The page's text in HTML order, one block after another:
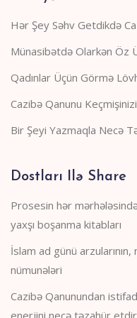
Hər Şey Səhv Getdikdə
Münasibətdə Olarkən Öz
Qadınlar Üçün Görmə
Cazibə Qanunu
Bir Şeyi Yazmaqla Necə
Dostları Ilə Share
Prosesin hər
yaxşı boşanma kitabları
İslam ad günü
nümunələri
Cazibə Qanunundan
enerjini necə təzahür